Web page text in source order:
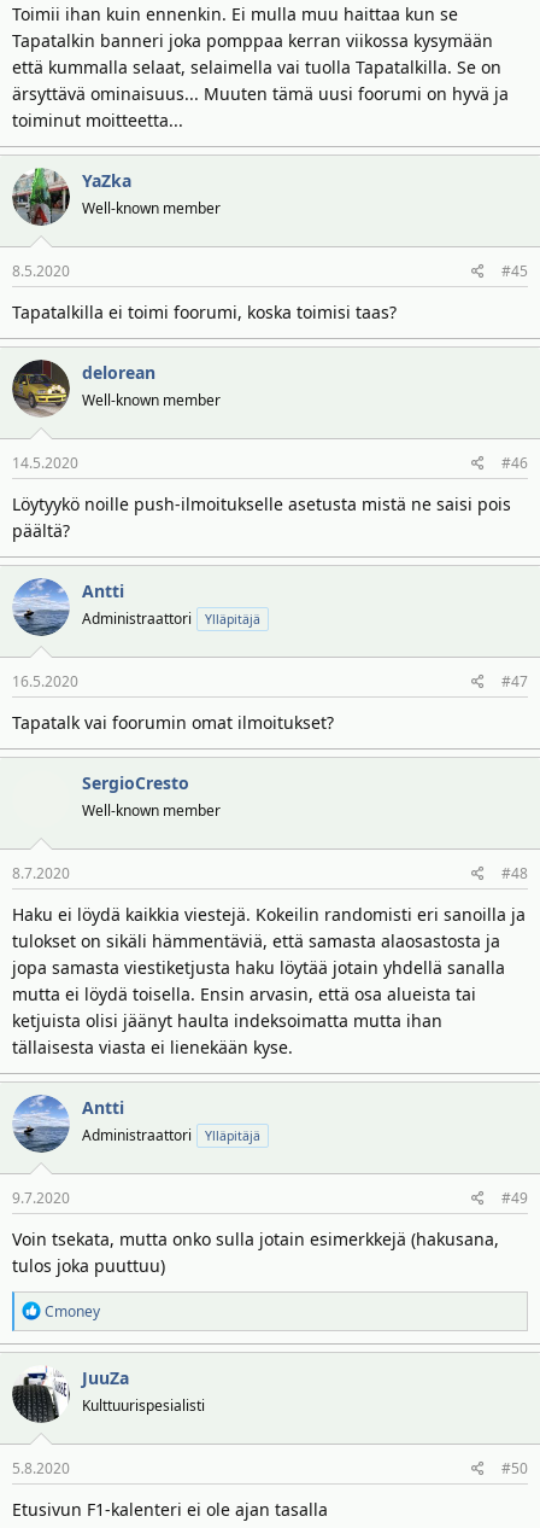
Toimii ihan kuin ennenkin. Ei mulla muu haittaa kun se
Tapatalkin banneri joka pomppaa kerran viikossa kysymään
että kummalla selaat, selaimella vai tuolla Tapatalkilla. Se on
ärsyttävä ominaisuus... Muuten tämä uusi foorumi on hyvä ja
toiminut moitteetta...
YaZka
Well-known member
8.5.2020 #45
Tapatalkilla ei toimi foorumi, koska toimisi taas?
delorean
Well-known member
14.5.2020 #46
Löytyykö noille push-ilmoitukselle asetusta mistä ne saisi pois
päältä?
Antti
Administraattori Ylläpitäjä
16.5.2020 #47
Tapatalk vai foorumin omat ilmoitukset?
SergioCresto
Well-known member
8.7.2020 #48
Haku ei löydä kaikkia viestejä. Kokeilin randomisti eri sanoilla ja
tulokset on sikäli hämmentäviä, että samasta alaosastosta ja
jopa samasta viestiketjusta haku löytää jotain yhdellä sanalla
mutta ei löydä toisella. Ensin arvasin, että osa alueista tai
ketjuista olisi jäänyt haulta indeksoimatta mutta ihan
tällaisesta viasta ei lienekään kyse.
Antti
Administraattori Ylläpitäjä
9.7.2020 #49
Voin tsekata, mutta onko sulla jotain esimerkkejä (hakusana,
tulos joka puuttuu)
R
e
a
k
t
i
o
t
Cmoney
JuuZa
Kulttuurispesialisti
5.8.2020 #50
Etusivun F1-kalenteri ei ole ajan tasalla